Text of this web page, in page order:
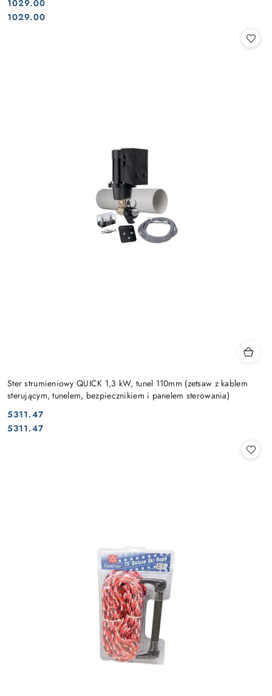
Cena:
1029.00
Cena:
1029.00
Ster strumieniowy QUICK 1,3 kW, tunel 110mm (zetsaw z kablem
sterującym, tunelem, bezpiecznikiem i panelem sterowania)
Cena:
5311.47
Cena:
5311.47